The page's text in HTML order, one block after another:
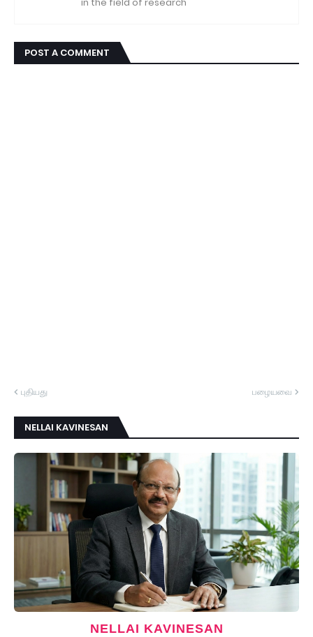
in the field of research
POST A COMMENT
புதியது பழையவை
NELLAI KAVINESAN
NELLAI KAVINESAN